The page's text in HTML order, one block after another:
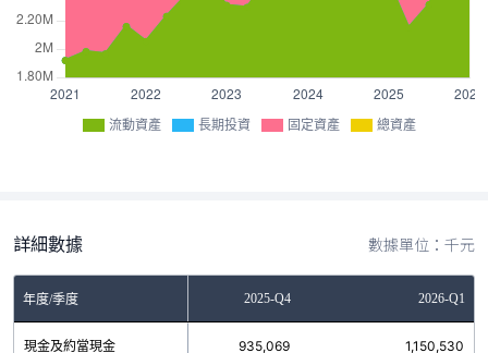
流動資產 長期投資 固定資產 總資產
詳細數據 數據單位：千元
年度/季度2025-Q3 2025-Q4 2026-Q1
現金及約當現金
677,919 935,069 1,150,530